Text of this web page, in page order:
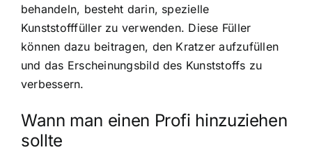
behandeln, besteht darin, spezielle
Kunststofffüller zu verwenden. Diese Füller
können dazu beitragen, den Kratzer aufzufüllen
und das Erscheinungsbild des Kunststoffs zu
verbessern.
Wann man einen Profi hinzuziehen
sollte